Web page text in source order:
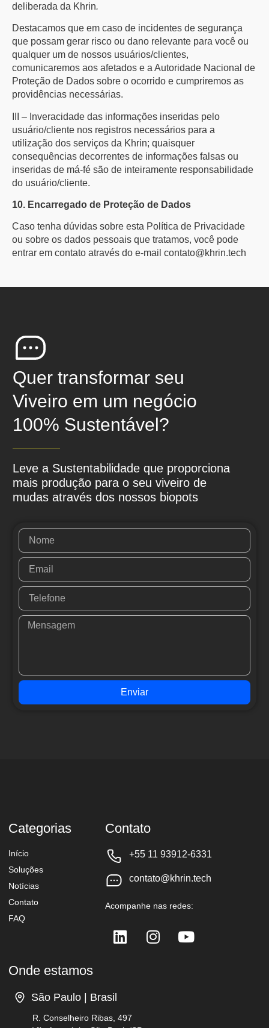
deliberada da Khrin.
Destacamos que em caso de incidentes de segurança
que possam gerar risco ou dano relevante para você ou
qualquer um de nossos usuários/clientes,
comunicaremos aos afetados e a Autoridade Nacional de
Proteção de Dados sobre o ocorrido e cumpriremos as
providências necessárias.
III – Inveracidade das informações inseridas pelo
usuário/cliente nos registros necessários para a
utilização dos serviços da Khrin; quaisquer
consequências decorrentes de informações falsas ou
inseridas de má-fé são de inteiramente responsabilidade
do usuário/cliente.
10. Encarregado de Proteção de Dados
Caso tenha dúvidas sobre esta Política de Privacidade
ou sobre os dados pessoais que tratamos, você pode
entrar em contato através do e-mail contato@khrin.tech
Quer transformar seu
Viveiro em um negócio
100% Sustentável?
Leve a Sustentabilidade que proporciona
mais produção para o seu viveiro de
mudas através dos nossos biopots
Enviar
Categorias
Início
Soluções
Notícias
Contato
FAQ
Contato
+55 11 93912-6331
contato@khrin.tech
Acompanhe nas redes:
Onde estamos
São Paulo | Brasil
R. Conselheiro Ribas, 497